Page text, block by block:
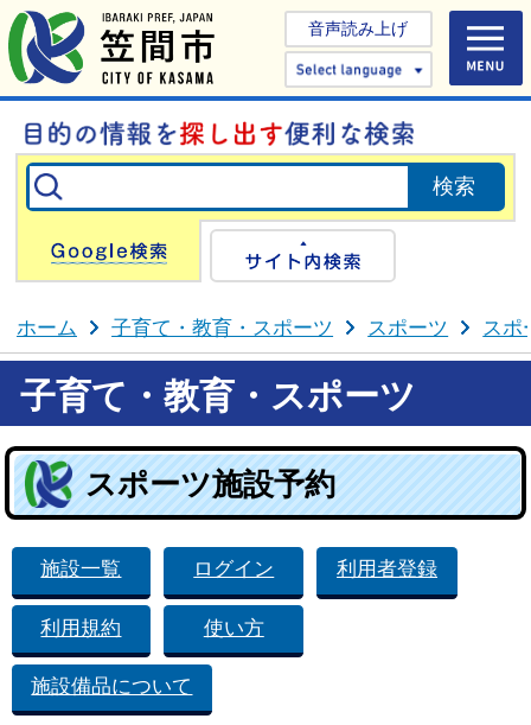
音声読み上げ
Select
Google検索
ホーム 子育て・教育・スポーツ スポーツ スポ
子育て・教育・スポーツ
スポーツ施設予約
施設一覧 ログイン 利用者登録
利用規約 使い方
施設備品について